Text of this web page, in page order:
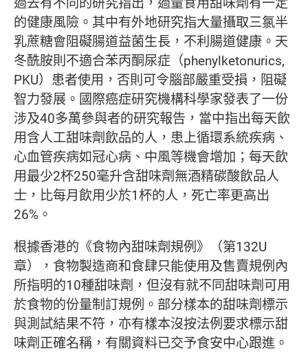
的健康風險。其中有外地研究指大量攝取三氯半
乳蔗糖會阻礙腸道益菌生長，不利腸道健康。天
冬酰胺則不適合苯丙酮尿症（phenylketonurics,
PKU）患者使用，否則可令腦部嚴重受損，阻礙
智力發展。國際癌症研究機構科學家發表了一份
涉及40多萬參與者的研究報告，當中指出每天飲
用含人工甜味劑飲品的人，患上循環系統疾病、
心血管疾病如冠心病、中風等機會增加；每天飲
用最少2杯250毫升含甜味劑無酒精碳酸飲品人
士，比每月飲用少於1杯的人，死亡率更高出
26%。
根據香港的《食物內甜味劑規例》（第132U
章），食物製造商和食肆只能使用及售賣規例內
所指明的10種甜味劑，但沒有就不同甜味劑可用
於食物的份量制訂規例。部分樣本的甜味劑標示
與測試結果不符，亦有樣本沒按法例要求標示甜
味劑正確名稱，有關資料已交予食安中心跟進。